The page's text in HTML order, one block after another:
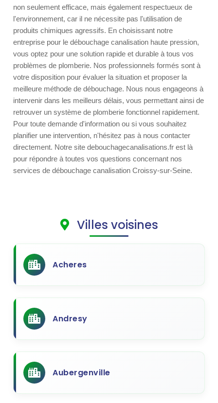
non seulement efficace, mais également respectueux de
l'environnement, car il ne nécessite pas l'utilisation de
produits chimiques agressifs. En choisissant notre
entreprise pour le débouchage canalisation haute pression,
vous optez pour une solution rapide et durable à tous vos
problèmes de plomberie. Nos professionnels formés sont à
votre disposition pour évaluer la situation et proposer la
meilleure méthode de débouchage. Nous nous engageons à
intervenir dans les meilleurs délais, vous permettant ainsi de
retrouver un système de plomberie fonctionnel rapidement.
Pour toute demande d'information ou si vous souhaitez
planifier une intervention, n'hésitez pas à nous contacter
directement. Notre site debouchagecanalisations.fr est là
pour répondre à toutes vos questions concernant nos
services de débouchage canalisation Croissy-sur-Seine.
Villes voisines
Acheres
Andresy
Aubergenville